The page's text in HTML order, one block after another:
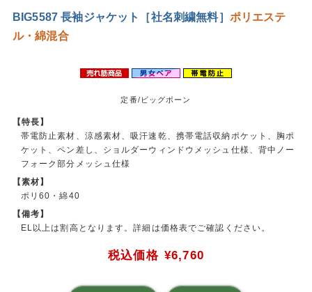
BIG5587 長袖ジャケット［社名刺繍無料］ ポリエステ
ル・綿混合
定番/ビッグボーン
【特長】
帯電防止素材、涼感素材、吸汗速乾、携帯電話収納ポケット、胸ポ
ケット、ペン差し、ショルダーウィンドウメッシュ仕様、背中ノー
フォーク部分メッシュ仕様
【素材】
ポリ60・綿40
【備考】
EL以上は割高となります。詳細は価格表でご確認ください。
税込価格 ¥6,760